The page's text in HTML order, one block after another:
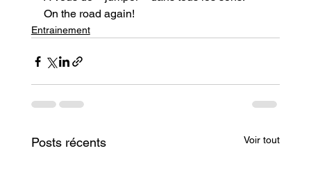
On the road again!
Entrainement
Posts récents Voir tout